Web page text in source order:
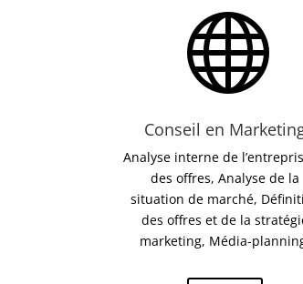

Conseil en
Analyse interne de
des offres, Analyse de la
situation de marché,
des offres et de la
marketing, Média-